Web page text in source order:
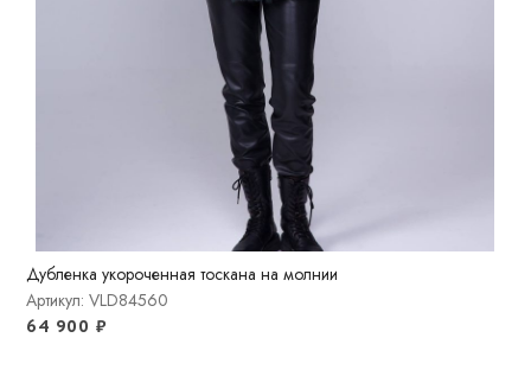
Дубленка укороченная тоскана на молнии
Артикул: VLD84560
64 900 ₽